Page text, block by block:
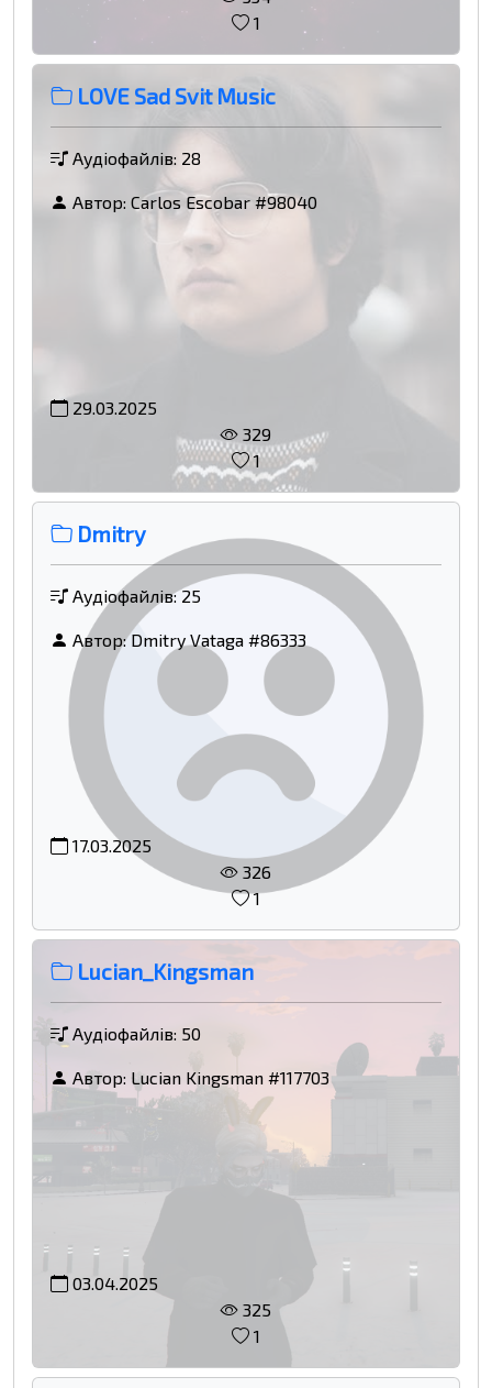
1
LOVE Sad Svit Music
Аудіофайлів: 28
Автор: Carlos Escobar #98040
29.03.2025
329
1
Dmitry
Аудіофайлів: 25
Автор:Dmitry Vataga #86333
17.03.2025
326
1
Lucian_Kingsman
Аудіофайлів: 50
Автор: Lucian Kingsman #117703
03.04.2025
325
1